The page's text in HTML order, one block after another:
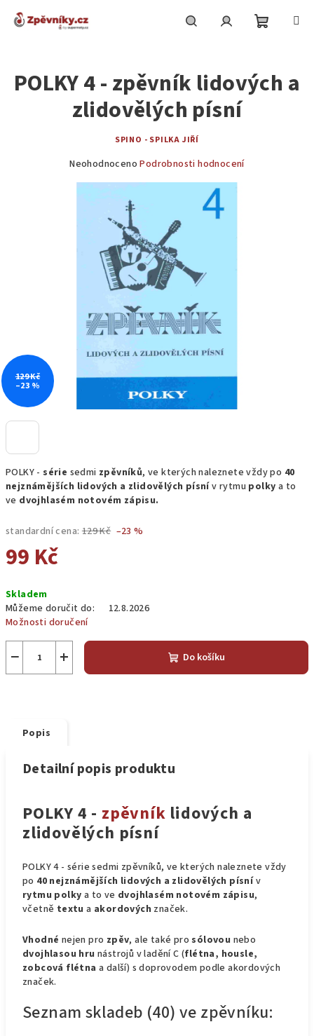
košík
POLKY -série sedmi zpěvníků, ve kterých naleznete vždy po 40
nejznámějších lidových a zlidovělých písnív rytmu polky a to
ve dvojhlasém notovém zápisu.
standardní cena: 129 Kč –23 %
99 Kč
cena:
Skladem
Můžeme doručit do:
12.8.2026
Možnosti doručení
+
− Do košíku
POLKY 4 - zpěvník lidových a
zlidovělých písní
SPINO - SPILKA JIŘÍ
Průměrné
hvězdiček.
Neohodnoceno Podrobnosti hodnocení
129 Kč
–23 %
Popis
Detailní popis produktu
POLKY 4 - zpěvník lidových a
zlidovělých písní
POLKY 4 - série sedmi zpěvníků, ve kterých naleznete vždy
po 40 nejznámějších lidových a zlidovělých písnív
rytmu polky a to ve dvojhlasém notovém zápisu,
včetně textu a akordových značek.
Vhodné nejen pro zpěv, ale také prosólovou nebo
dvojhlasou hru nástrojů v ladění C (flétna, housle,
zobcová flétna a další) s doprovodem podle akordových
značek.
Seznam skladeb (40) ve zpěvníku: